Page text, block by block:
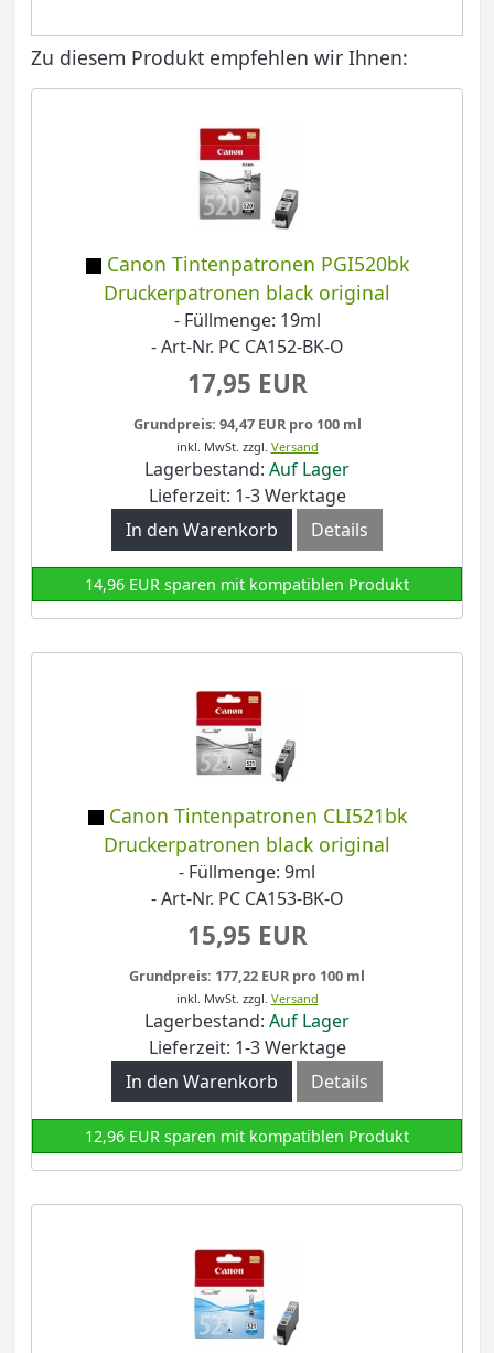
Zu diesem Produkt empfehlen wir Ihnen:
Canon Tintenpatronen PGI520bk
Druckerpatronen black original
- Füllmenge: 19ml
- Art-Nr. PC CA152-BK-O
17,95 EUR
Grundpreis: 94,47 EUR pro 100 ml
inkl. MwSt. zzgl. Versand
Lagerbestand: Auf Lager
Lieferzeit: 1-3 Werktage
In den Warenkorb
Details
14,96 EUR sparen mit kompatiblen Produkt
Canon Tintenpatronen CLI521bk
Druckerpatronen black original
- Füllmenge: 9ml
- Art-Nr. PC CA153-BK-O
15,95 EUR
Grundpreis: 177,22 EUR pro 100 ml
inkl. MwSt. zzgl. Versand
Lagerbestand: Auf Lager
Lieferzeit: 1-3 Werktage
In den Warenkorb
Details
12,96 EUR sparen mit kompatiblen Produkt